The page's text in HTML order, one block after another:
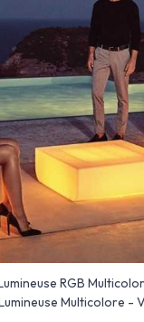
RGB
Multicolore -